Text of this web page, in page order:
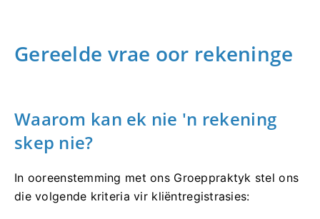
Gereelde vrae oor rekeninge
Waarom kan ek nie 'n rekening
skep nie?
In ooreenstemming met ons Groeppraktyk stel ons
die volgende kriteria vir kliëntregistrasies: